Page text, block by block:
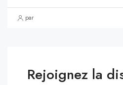
par
Rejoignez la